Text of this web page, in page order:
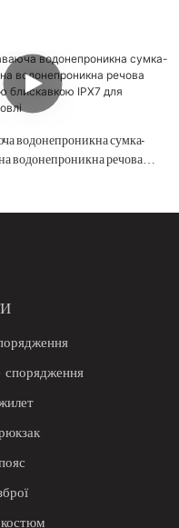
водонепроникна сумка-
водонепроникна речова
спорядження